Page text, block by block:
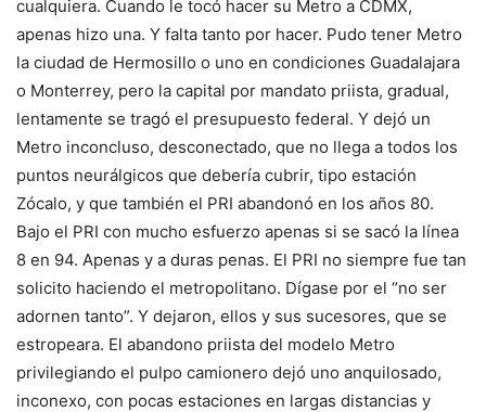
cualquiera. Cuando le tocó hacer su Metro a CDMX,
apenas hizo una. Y falta tanto por hacer. Pudo tener Metro
la ciudad de Hermosillo o uno en condiciones Guadalajara
o Monterrey, pero la capital por mandato priista, gradual,
lentamente se tragó el presupuesto federal. Y dejó un
Metro inconcluso, desconectado, que no llega a todos los
puntos neurálgicos que debería cubrir, tipo estación
Zócalo, y que también el PRI abandonó en los años 80.
Bajo el PRI con mucho esfuerzo apenas si se sacó la línea
8 en 94. Apenas y a duras penas. El PRI no siempre fue tan
solicito haciendo el metropolitano. Dígase por el “no ser
adornen tanto”. Y dejaron, ellos y sus sucesores, que se
estropeara. El abandono priista del modelo Metro
privilegiando el pulpo camionero dejó uno anquilosado,
inconexo, con pocas estaciones en largas distancias y